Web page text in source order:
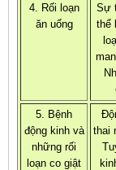
4. Rối loạn
ăn uống
Sự
thể
5. Bệnh
động kinh và
những rối
loạn co giật
thai